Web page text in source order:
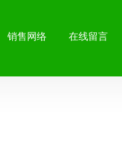
销售网络 在线留言